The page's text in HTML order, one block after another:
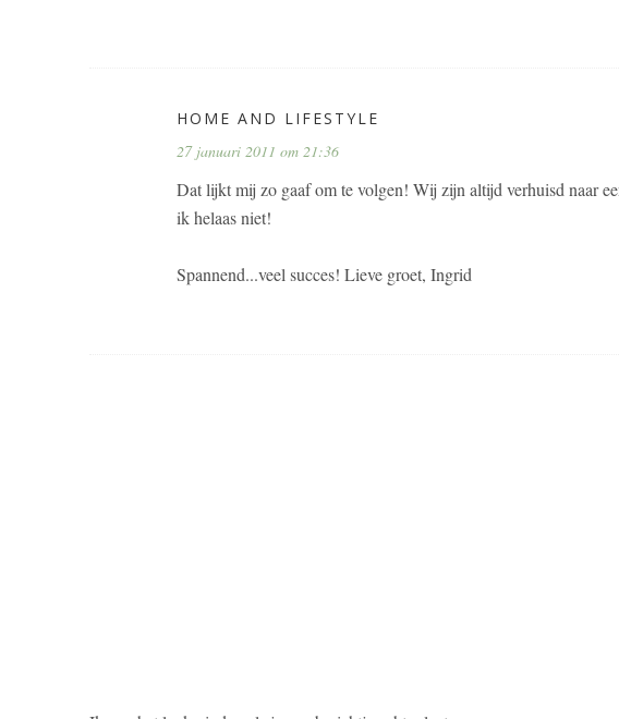
HOME AND LIFESTYLE
27 januari 2011 om 21:36
Dat lijkt mij zo gaaf om te volgen! Wij zijn altijd verhuisd naar
ik helaas niet!
Spannend...veel succes! Lieve groet, Ingrid